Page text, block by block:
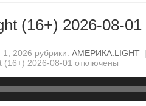
(16+) 2026-08-01
1, 2026 рубрики: АМЕРИКА.LIGHT
(16+) 2026-08-01 отключены